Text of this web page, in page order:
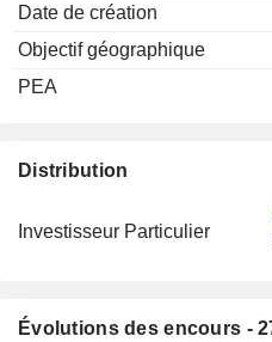
Date de création
Objectif géographique
PEA
Distribution
Investisseur Particulier
Évolutions des encours -